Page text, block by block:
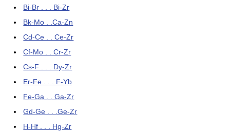
Bi-Br . . . Bi-Zr
Bk-Mo . .Ca-Zn
Cd-Ce . . Ce-Zr
Cf-Mo . . Cr-Zr
Cs-F . . . Dy-Zr
Er-Fe . . . F-Yb
Fe-Ga . . Ga-Zr
Gd-Ge . . .Ge-Zr
H-Hf . . . Hg-Zr